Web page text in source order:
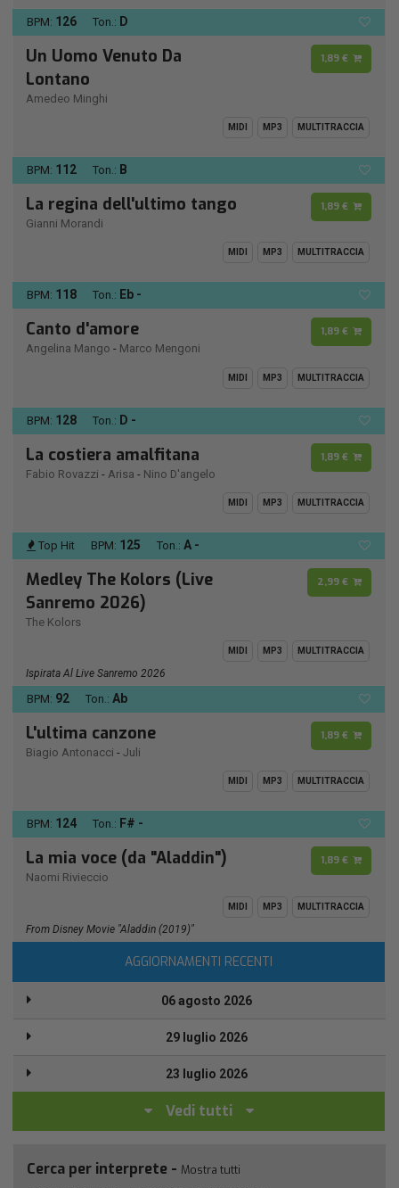
BPM: 126 Ton.: D
Un Uomo Venuto Da
Lontano
Amedeo Minghi
1,89 €
MIDI MP3 MULTITRACCIA
BPM: 112 Ton.: B
La regina dell'ultimo tango
Gianni Morandi
1,89 €
MIDI MP3 MULTITRACCIA
BPM: 118 Ton.: Eb -
Canto d'amore
Angelina Mango - Marco Mengoni
1,89 €
MIDI MP3 MULTITRACCIA
BPM: 128 Ton.: D -
La costiera amalfitana
Fabio Rovazzi - Arisa - Nino D'angelo
1,89 €
MIDI MP3 MULTITRACCIA
Top Hit BPM: 125 Ton.: A -
Medley The Kolors (Live
Sanremo 2026)
The Kolors
2,99 €
MIDI MP3 MULTITRACCIA
Ispirata Al Live Sanremo 2026
BPM: 92 Ton.: Ab
L'ultima canzone
Biagio Antonacci - Juli
1,89 €
MIDI MP3 MULTITRACCIA
BPM: 124 Ton.: F# -
La mia voce (da "Aladdin")
Naomi Rivieccio
1,89 €
MIDI MP3 MULTITRACCIA
From Disney Movie "Aladdin (2019)"
AGGIORNAMENTI RECENTI
06 agosto 2026
29 luglio 2026
23 luglio 2026
Vedi tutti
Cerca per interprete - Mostra tutti